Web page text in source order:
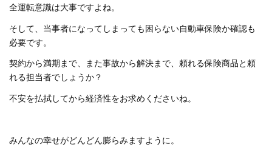
全運転意識は大事ですよね。
そして、当事者になってしまっても困らない自動車保険か確認も
必要です。
契約から満期まで、また事故から解決まで、頼れる保険商品と頼
れる担当者でしょうか？
不安を払拭してから経済性をお求めくださいね。
みんなの幸せがどんどん膨らみますように。